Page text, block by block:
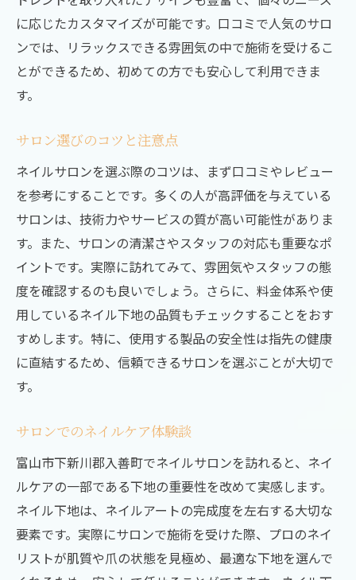
に応じたカスタマイズが可能です。口コミで人気のサロ
ンでは、リラックスできる雰囲気の中で施術を受けるこ
とができるため、初めての方でも安心して利用できま
す。
サロン選びのコツと注意点
ネイルサロンを選ぶ際のコツは、まず口コミやレビュー
を参考にすることです。多くの人が高評価を与えている
サロンは、技術力やサービスの質が高い可能性がありま
す。また、サロンの清潔さやスタッフの対応も重要なポ
イントです。実際に訪れてみて、雰囲気やスタッフの態
度を確認するのも良いでしょう。さらに、料金体系や使
用しているネイル下地の品質もチェックすることをおす
すめします。特に、使用する製品の安全性は指先の健康
に直結するため、信頼できるサロンを選ぶことが大切で
す。
サロンでのネイルケア体験談
富山市下新川郡入善町でネイルサロンを訪れると、ネイ
ルケアの一部である下地の重要性を改めて実感します。
ネイル下地は、ネイルアートの完成度を左右する大切な
要素です。実際にサロンで施術を受けた際、プロのネイ
リストが肌質や爪の状態を見極め、最適な下地を選んで